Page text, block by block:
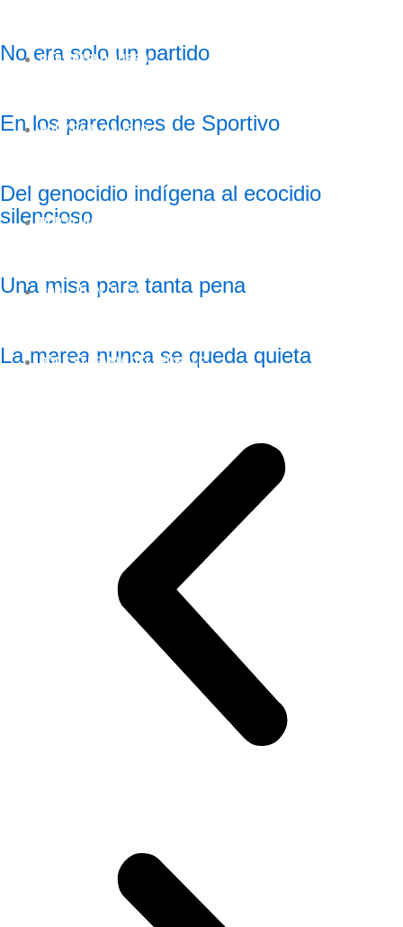
No era solo un partido
POR / PABLO RUSSO
En los paredones de Sportivo
POR /PABLO RUSSO
Del genocidio indígena al ecocidio
silencioso
POR /LUISINA GAREIS
Una misa para tanta pena
POR /JUAN CIUCCI
La marea nunca se queda quieta
POR /STEFANIA DELAFUENTE